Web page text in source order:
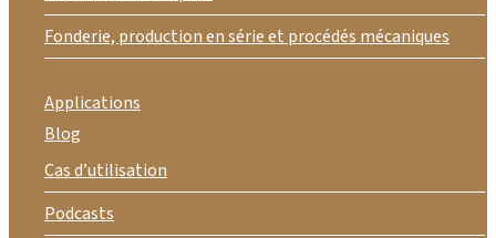
Fonderie, production en série et procédés mécaniques
Applications
Blog
Cas d’utilisation
Podcasts